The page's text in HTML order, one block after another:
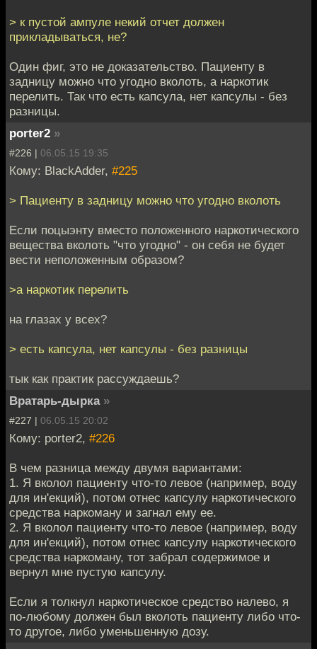
> к пустой ампуле некий отчет должен
прикладываться, не?
Один фиг, это не доказательство. Пациенту в
задницу можно что угодно вколоть, а наркотик
перелить. Так что есть капсула, нет капсулы - без
разницы.
porter2 »
#226 | 06.05.15 19:35
Кому: BlackAdder, #225
> Пациенту в задницу можно что угодно вколоть
Если поцыэнту вместо положенного наркотического
вещества вколоть "что угодно" - он себя не будет
вести неположенным образом?
>а наркотик перелить
на глазах у всех?
> есть капсула, нет капсулы - без разницы
тык как практик рассуждаешь?
Вратарь-дырка »
#227 | 06.05.15 20:02
Кому: porter2, #226
В чем разница между двумя вариантами:
1. Я вколол пациенту что-то левое (например, воду
для ин'екций), потом отнес капсулу наркотического
средства наркоману и загнал ему ее.
2. Я вколол пациенту что-то левое (например, воду
для ин'екций), потом отнес капсулу наркотического
средства наркоману, тот забрал содержимое и
вернул мне пустую капсулу.
Если я толкнул наркотическое средство налево, я
по-любому должен был вколоть пациенту либо что-
то другое, либо уменьшенную дозу.